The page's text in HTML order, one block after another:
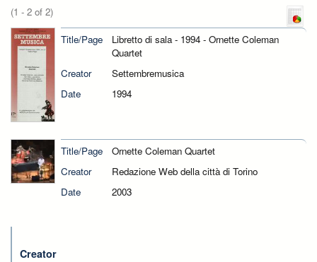
(1 - 2 of 2)
Title/Page
Libretto di sala - 1994 - Ornette Coleman
Quartet
Creator
Settembremusica
Date
1994
Title/Page
Ornette Coleman Quartet
Creator
Redazione Web della città di Torino
Date
2003
Creator